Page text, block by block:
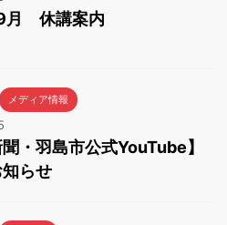
月 休講案内
メディア情報
聞・羽島市公式YouTube】
らせ